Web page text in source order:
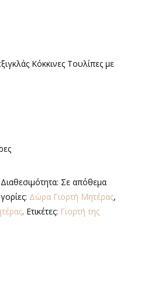
Κόκκινες Τουλίπες με
Διαθεσιμότητα: Σε απόθεμα
Δώρα Γιορτή Μητέρας,
. Ετικέτες: Γιορτή της